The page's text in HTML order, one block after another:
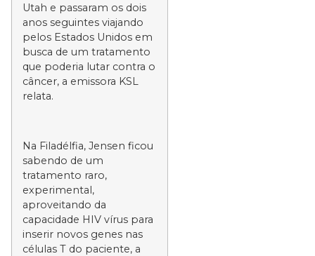
Utah e passaram os dois
anos seguintes viajando
pelos Estados Unidos em
busca de um tratamento
que poderia lutar contra o
câncer, a emissora KSL
relata.
Na Filadélfia, Jensen ficou
sabendo de um
tratamento raro,
experimental,
aproveitando da
capacidade HIV vírus para
inserir novos genes nas
células T do paciente, a